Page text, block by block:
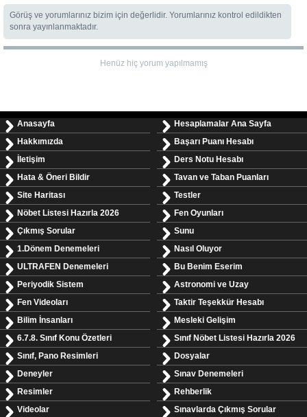
Görüş ve yorumlarınız bizim için değerlidir. Yorumlarınız kontrol edildikten
sonra yayınlanmaktadır.
Henüz hiç yorum yapılmamış
Anasayfa
Hakkımızda
İletişim
Hata & Öneri Bildir
Site Haritası
Nöbet Listesi Hazırla 2026
Çıkmış Sorular
1.Dönem Denemeleri
ULTRAFEN Denemeleri
Periyodik Sistem
Fen Videoları
Bilim İnsanları
6.7.8. Sınıf Konu Özetleri
Sınıf, Pano Resimleri
Deneyler
Resimler
Videolar
Hesaplamalar Ana Sayfa
Başarı Puanı Hesabı
Ders Notu Hesabı
Tavan ve Taban Puanları
Testler
Fen Oyunları
Sunu
Nasıl Oluyor
Bu Benim Eserim
Astronomi ve Uzay
Taktir Teşekkür Hesabı
Mesleki Gelişim
Sınıf Nöbet Listesi Hazırla 2026
Dosyalar
Sınav Denemeleri
Rehberlik
Sınavlarda Çıkmış Sorular